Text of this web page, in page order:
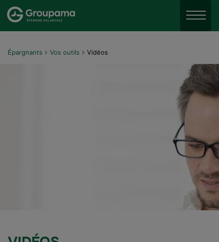
Aller au menu
Aller au contenu
Menu
Épargnants Vos outils Vidéos